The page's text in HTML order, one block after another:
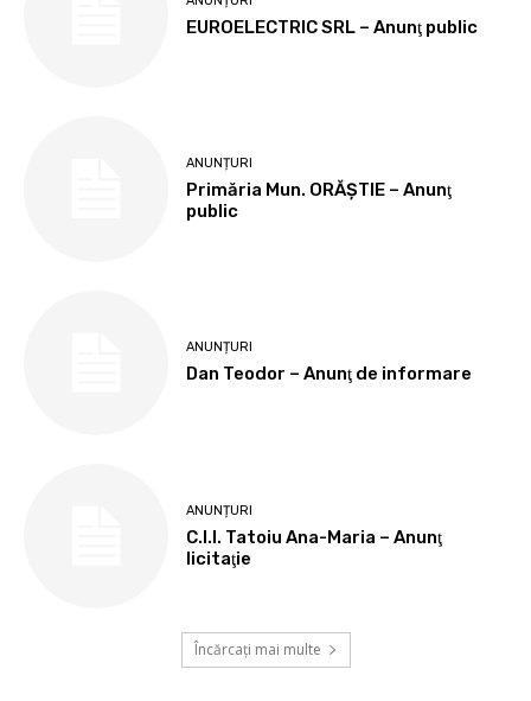
EUROELECTRIC SRL – Anunţ public
ANUNȚURI
Primăria Mun. ORĂȘTIE – Anunţ
public
ANUNȚURI
Dan Teodor – Anunţ de informare
ANUNȚURI
C.I.I. Tatoiu Ana-Maria – Anunţ
licitaţie
Încărcați mai multe